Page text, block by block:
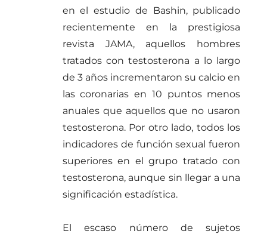
en el estudio de Bashin, publicado
recientemente en la prestigiosa
revista JAMA, aquellos hombres
tratados con testosterona a lo largo
de 3 años incrementaron su calcio en
las coronarias en 10 puntos menos
anuales que aquellos que no usaron
testosterona. Por otro lado, todos los
indicadores de función sexual fueron
superiores en el grupo tratado con
testosterona, aunque sin llegar a una
significación estadística.
El escaso número de sujetos